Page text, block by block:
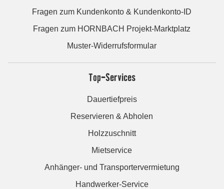
Fragen zum Kundenkonto & Kundenkonto-ID
Fragen zum HORNBACH Projekt-Marktplatz
Muster-Widerrufsformular
Top-Services
Dauertiefpreis
Reservieren & Abholen
Holzzuschnitt
Mietservice
Anhänger- und Transportervermietung
Handwerker-Service